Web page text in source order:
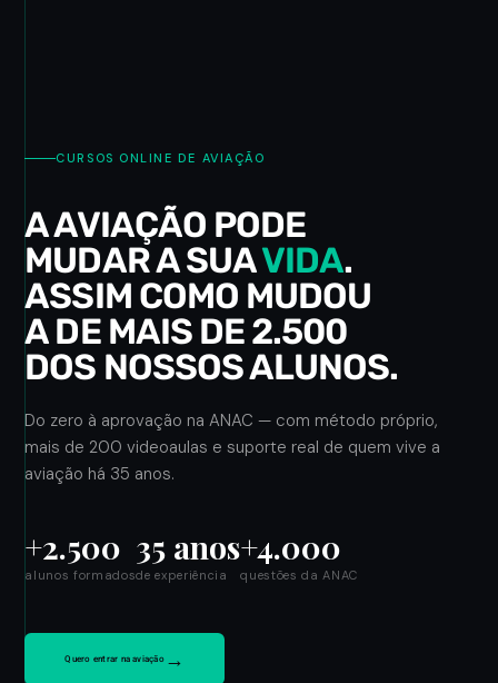
CURSOS ONLINE DE AVIAÇÃO
A AVIAÇÃO PODE
MUDAR A SUAVIDA.
ASSIM COMO MUDOU
A DE MAIS DE 2.500
DOS NOSSOS ALUNOS.
Do zero à aprovação na ANAC — com método próprio,
mais de 200 videoaulas e suporte real de quem vive a
aviação há 35 anos.
+2.500
alunos formados
35 anos
de experiência
+4.000
questões da ANAC
Quero entrar na aviação→